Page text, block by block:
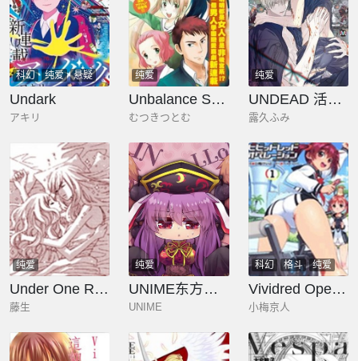
科幻 纯爱 悬疑
Undark
アキリ
纯爱
Unbalance School Life
むつきつとむ
纯爱
UNDEAD 活死人
露久ふみ
纯爱
Under One Roof
藤生
纯爱
UNIME东方作品集
UNIME
科幻 格斗 纯爱
Vividred Operation
小梅京人